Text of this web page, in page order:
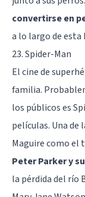
convertirse en
a lo largo de esta
23. Spider-Man
El cine de
familia.
los públicos es
películas. Una de
Maguire como el
Peter Parker y
la pérdida del río